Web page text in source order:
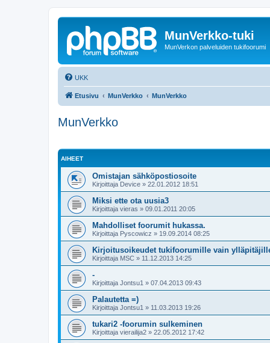
MunVerkko-tuki
MunVerkon palveluiden tukifoorumi
UKK
Etusivu MunVerkko MunVerkko
MunVerkko
AIHEET
Omistajan sähköpostiosoite
Kirjoittaja Device » 22.01.2012 18:51
Miksi ette ota uusia3
Kirjoittaja vieras » 09.01.2011 20:05
Mahdolliset foorumit hukassa.
Kirjoittaja Pyscowicz » 19.09.2014 08:25
Kirjoitusoikeudet tukifoorumille vain
Kirjoittaja MSC » 11.12.2013 14:25
-
Kirjoittaja Jontsu1 » 07.04.2013 09:43
Palautetta =)
Kirjoittaja Jontsu1 » 11.03.2013 19:26
tukari2 -foorumin sulkeminen
Kirjoittaja vierailija2 » 22.05.2012 17:42